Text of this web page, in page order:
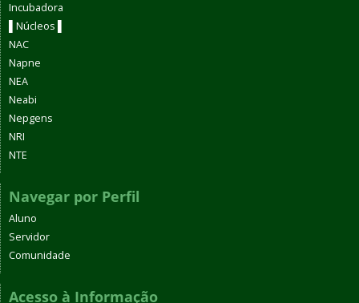
Incubadora
▌Núcleos ▌
NAC
Napne
NEA
Neabi
Nepgens
NRI
NTE
Navegar por Perfil
Aluno
Servidor
Comunidade
Acesso à Informação